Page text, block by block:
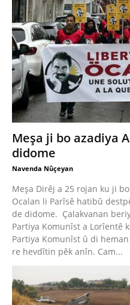
Meşa ji bo azadiya
didome
Navenda Nûçeyan
Meşa Dirêj a 25 rojan ku ji
Ocalan li Parîsê hatibû
de didome. Çalakvanan
Partiya Komunîst a Lorîentê
Partiya Komunîst û di
re hevdîtin pêk anîn. Cam...